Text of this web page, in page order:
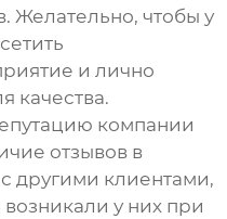
Желательно, чтобы у
и лично
качества.
компании
отзывов в
другими клиентами,
у них при